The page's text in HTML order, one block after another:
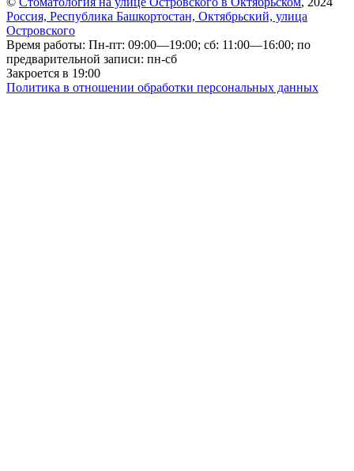
Россия, Республика Башкортостан, Октябрьский, улица
Островского
Время работы: Пн-пт: 09:00—19:00; сб: 11:00—16:00; по
предварительной записи: пн-сб
Закроется в 19:00
Политика в отношении обработки персональных данных